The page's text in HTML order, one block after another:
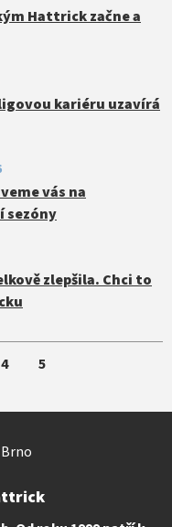
Hattrick začne a
kariéru uzavírá
vás na
sezóny
zlepšila. Chci to
4 5